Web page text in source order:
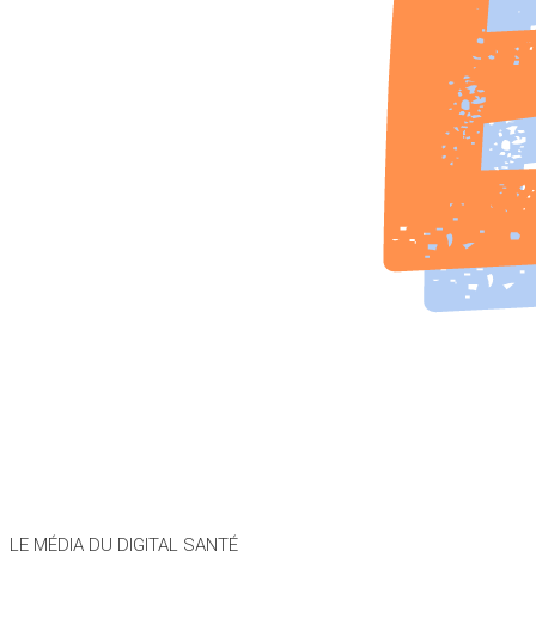
LE MÉDIA DU DIGITAL SANTÉ